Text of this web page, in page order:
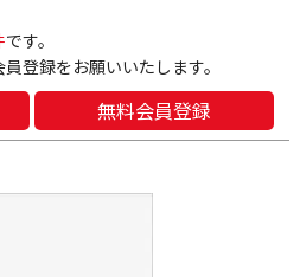
です。
登録をお願いいたします。
無料会員登録